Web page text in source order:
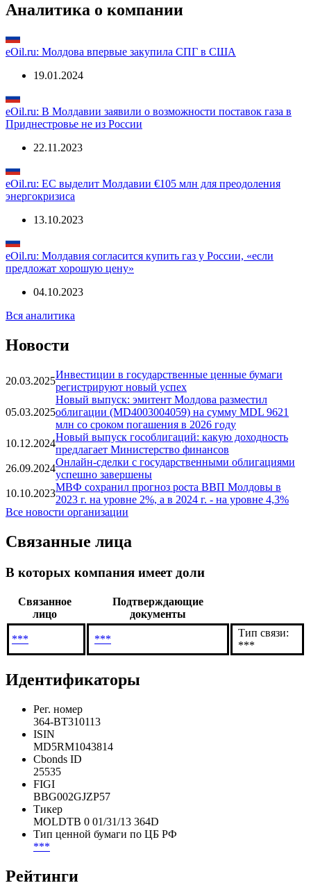
Аналитика о компании
eOil.ru: Молдова впервые закупила СПГ в США
19.01.2024
eOil.ru: В Молдавии заявили о возможности поставок газа в
Приднестровье не из России
22.11.2023
eOil.ru: ЕС выделит Молдавии €105 млн для преодоления
энергокризиса
13.10.2023
eOil.ru: Молдавия согласится купить газ у России, «если
предложат хорошую цену»
04.10.2023
Вся аналитика
Новости
20.03.2025
Инвестиции в государственные ценные бумаги
регистрируют новый успех
05.03.2025
Новый выпуск: эмитент Молдова разместил
облигации (MD4003004059) на сумму MDL 9621
млн со сроком погашения в 2026 году
10.12.2024
Новый выпуск гособлигаций: какую доходность
предлагает Министерство финансов
26.09.2024
Онлайн-сделки с государственными облигациями
успешно завершены
10.10.2023
МВФ сохранил прогноз роста ВВП Молдовы в
2023 г. на уровне 2%, а в 2024 г. - на уровне 4,3%
Все новости организации
Связанные лица
В которых компания имеет доли
Связанное
лицо
Подтверждающие
документы
*** ***
Тип связи:
***
Идентификаторы
Рег. номер
364-BT310113
ISIN
MD5RM1043814
Cbonds ID
25535
FIGI
BBG002GJZP57
Тикер
MOLDTB 0 01/31/13 364D
Тип ценной бумаги по ЦБ РФ
***
Рейтинги